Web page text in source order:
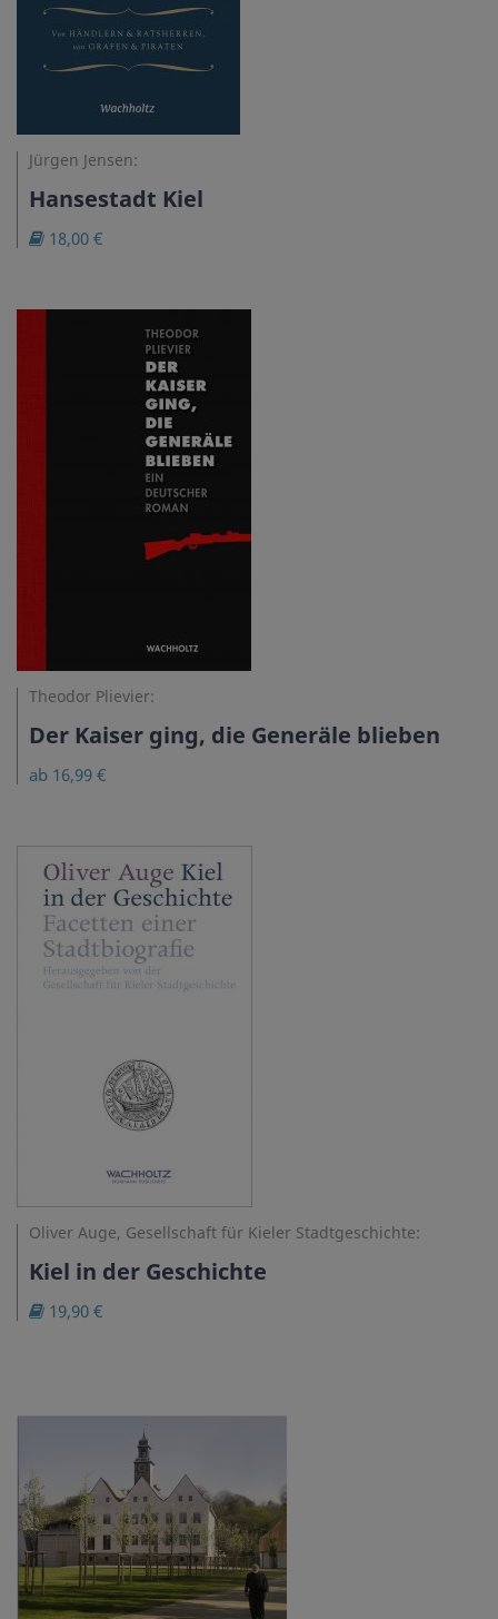
Jürgen Jensen:
Hansestadt Kiel
18,00 €
Theodor Plievier:
Der Kaiser ging, die Generäle blieben
ab 16,99 €
Oliver Auge, Gesellschaft für Kieler Stadtgeschichte:
Kiel in der Geschichte
19,90 €